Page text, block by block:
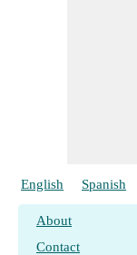
English Spanish
About
Contact